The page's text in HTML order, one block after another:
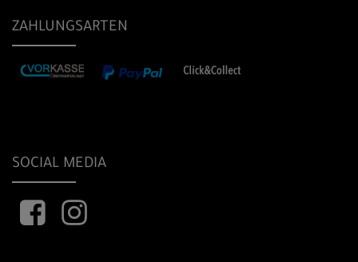
ZAHLUNGSARTEN
SOCIAL MEDIA